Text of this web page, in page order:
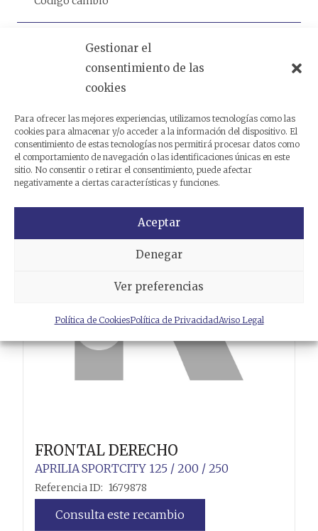
Gestionar el
consentimiento de las
cookies
Para ofrecer las mejores experiencias, utilizamos tecnologías como las
cookies para almacenar y/o acceder a la información del dispositivo. El
consentimiento de estas tecnologías nos permitirá procesar datos como
el comportamiento de navegación o las identificaciones únicas en este
sitio. No consentir o retirar el consentimiento, puede afectar
negativamente a ciertas características y funciones.
Aceptar
Denegar
Ver preferencias
Política de CookiesPolítica de PrivacidadAviso Legal
Productos relacionados
FRONTAL DERECHO
APRILIASPORTCITY 125 / 200 / 250
Referencia ID: 1679878
Consulta este recambio